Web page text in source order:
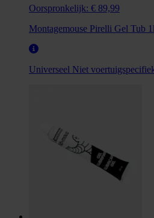
Oorspronkelijk: € 89,99
Montagemouse Pirelli Gel Tub
Universeel Niet